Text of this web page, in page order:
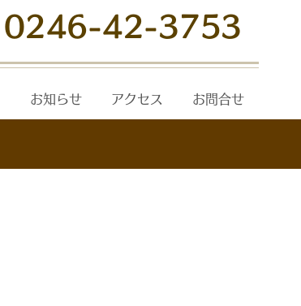
0246-42-3753
お知らせ アクセス お問合せ